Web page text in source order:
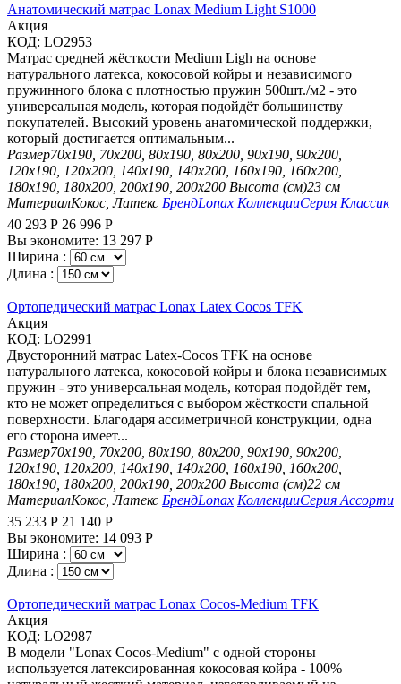
Анатомический матрас Lonax Medium Light S1000
Aкция
КОД: LO2953
Матрас средней жёсткости Medium Ligh на основе
натурального латекса, кокосовой койры и независимого
пружинного блока с плотностью пружин 500шт./м2 - это
универсальная модель, которая подойдёт большинству
покупателей. Высокий уровень анатомической поддержки,
который достигается оптимальным...
Размер70х190, 70х200, 80х190, 80х200, 90х190, 90х200,
120х190, 120х200, 140х190, 140х200, 160х190, 160х200,
180х190, 180х200, 200х190, 200х200 Высота (см)23 см
МатериалКокос, Латекс БрендLonax КоллекцииСерия Классик
40 293 Р 26 996 Р
Вы экономите: 13 297 Р
Ширина :
Длина :
Ортопедический матрас Lonax Latex Cocos TFK
Aкция
КОД: LO2991
Двусторонний матрас Latex-Cocos TFK на основе
натурального латекса, кокосовой койры и блока независимых
пружин - это универсальная модель, которая подойдёт тем,
кто не может определиться с выбором жёсткости спальной
поверхности. Благодаря ассиметричной конструкции, одна
его сторона имеет...
Размер70х190, 70х200, 80х190, 80х200, 90х190, 90х200,
120х190, 120х200, 140х190, 140х200, 160х190, 160х200,
180х190, 180х200, 200х190, 200х200 Высота (см)22 см
МатериалКокос, Латекс БрендLonax КоллекцииСерия Ассорти
35 233 Р 21 140 Р
Вы экономите: 14 093 Р
Ширина :
Длина :
Ортопедический матрас Lonax Cocos-Medium TFK
Aкция
КОД: LO2987
В модели "Lonax Cocos-Medium" с одной стороны
используется латексированная кокосовая койра - 100%